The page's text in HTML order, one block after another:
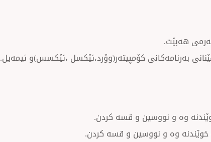
هەبێت.
بەرنامەکانی کۆمپیتەر(وۆرد،ئێکسل ،ئێکسس)و ئیمەیل.
وه و نووسین و قسه كردن.
خوێندنه وه و نووسین و قسه كردن.